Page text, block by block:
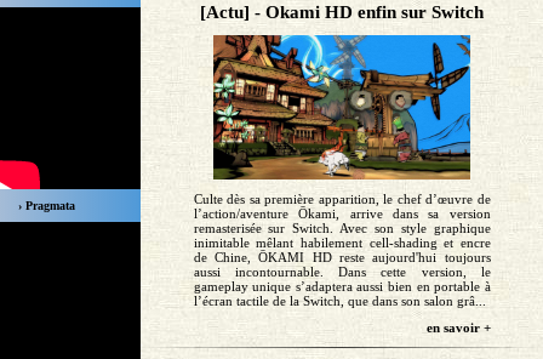
› Pragmata
[Actu] - Okami HD enfin sur Switch
Culte dès sa première apparition, le chef d’œuvre de
l’action/aventure Ōkami, arrive dans sa version
remasterisée sur Switch. Avec son style graphique
inimitable mêlant habilement cell-shading et encre
de Chine, ŌKAMI HD reste aujourd'hui toujours
aussi incontournable. Dans cette version, le
gameplay unique s’adaptera aussi bien en portable à
l’écran tactile de la Switch, que dans son salon grâ...
en savoir +